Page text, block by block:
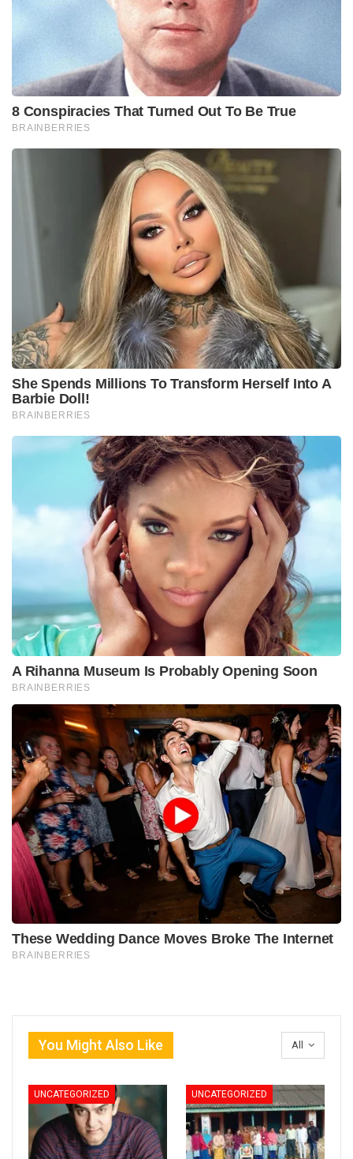
All
You Might Also Like
UNCATEGORIZED UNCATEGORIZED